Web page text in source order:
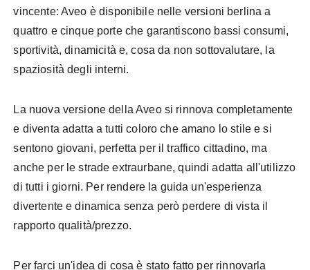
vincente: Aveo è disponibile nelle versioni berlina a
quattro e cinque porte che garantiscono bassi consumi,
sportività,dinamicità e, cosa da non sottovalutare, la
spaziosità degli interni.
La nuova versione dellaAveosi rinnova completamente
e diventa adatta a tutti coloro che amano lo stile e si
sentono giovani, perfetta per il traffico cittadino, ma
anche per le strade extraurbane, quindi adatta all'utilizzo
di tutti i giorni. Per rendere la guida un'esperienza
divertente e dinamica senza però perdere di vista il
rapporto qualità/prezzo.
Per farci un'idea di cosa è stato fatto per rinnovarla